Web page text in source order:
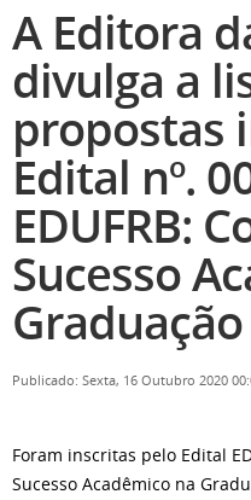
A Editora
divulga a
propostas
Edital nº.
EDUFRB:
Sucesso
Graduação
Publicado: Sexta, 16 Outubro 2020
Foram inscritas pelo Edital
Sucesso Acadêmico na